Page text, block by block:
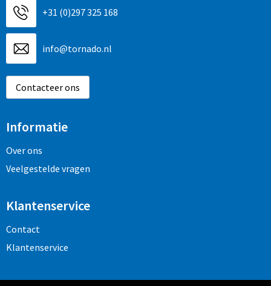
+31 (0)297 325 168
info@tornado.nl
Contacteer ons
Informatie
Over ons
Veelgestelde vragen
Klantenservice
Contact
Klantenservice